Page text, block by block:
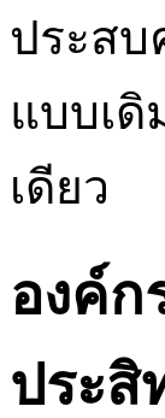
ประสบ
แบบเดิ
เดียว
องค์ก
ประสิ